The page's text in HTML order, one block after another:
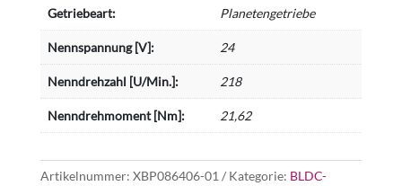
Getriebeart: Planetengetriebe
Nennspannung [V]: 24
Nenndrehzahl [U/Min.]: 218
Nenndrehmoment [Nm]: 21,62
Artikelnummer: XBP086406-01 Kategorie: BLDC-